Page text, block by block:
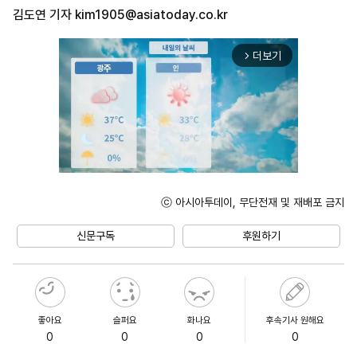
김도연 기자 kim1905@asiatoday.co.kr
arrow_forward_ios 더보기
ⓒ 아시아투데이, 무단전재 및 재배포 금지
신문구독 후원하기
좋아요
0
슬퍼요
0
화나요
0
후속기사 원해요
0